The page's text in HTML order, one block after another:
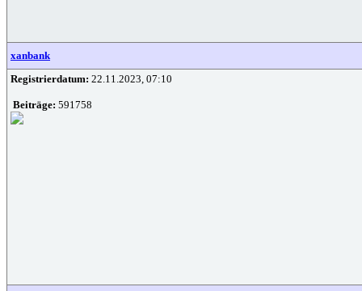
xanbank
Registrierdatum: 22.11.2023, 07:10
Beiträge: 591758